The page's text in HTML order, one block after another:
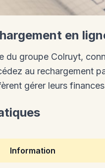
en
du groupe Colruyt,
au rechargement
gérer leurs
Information